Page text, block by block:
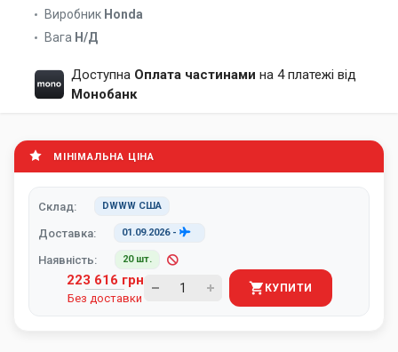
Виробник Honda
Вага Н/Д
Доступна Оплата частинами на 4 платежі від
Монобанк
МІНІМАЛЬНА ЦІНА
Склад: DWWW США
Доставка: 01.09.2026-
Наявність: 20 шт.
223 616 грн
Без доставки
КУПИТИ